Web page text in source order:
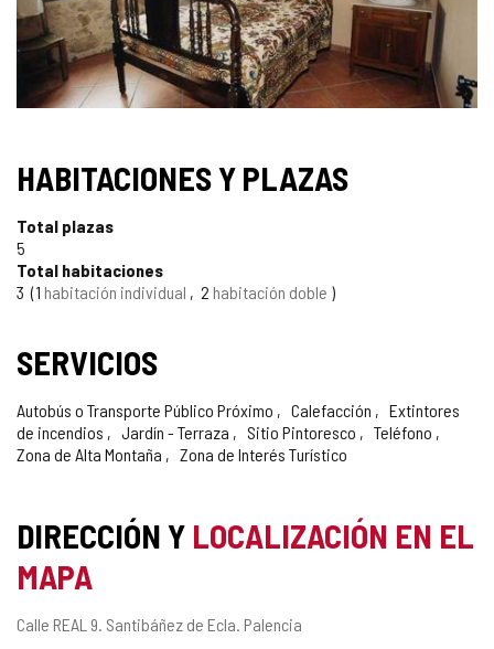
HABITACIONES Y PLAZAS
Total plazas
5
Total habitaciones
3
1 habitación individual 2 habitación doble
SERVICIOS
Autobús o Transporte Público Próximo Calefacción
Extintores
de incendios
Jardín - Terraza Sitio Pintoresco
Teléfono
Zona de Alta Montaña
Zona de Interés Turístico
DIRECCIÓN Y LOCALIZACIÓN EN EL
MAPA
Dirección
Calle REAL 9. Santibáñez de Ecla. Palencia